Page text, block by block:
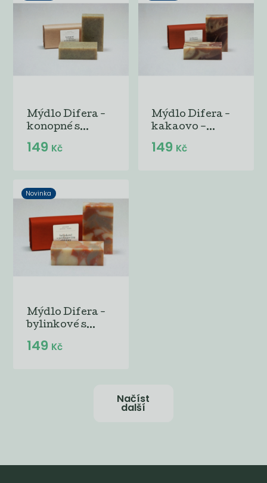
Mýdlo Difera -
konopné s...
149 Kč
Mýdlo Difera -
kakaovo –...
149 Kč
Novinka
Mýdlo Difera -
bylinkové s...
149 Kč
Načíst
další